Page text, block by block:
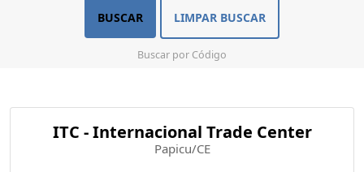
BUSCAR LIMPAR BUSCAR
Buscar por Código
ITC - Internacional Trade Center
Papicu/CE